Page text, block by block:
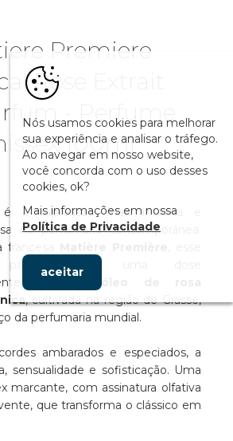
Premiere
Rose Extrait
- Perfume
100ml
é a expressão mais intensa e
na perfumaria contemporânea.
francesa
traz uma dose
alta deóleo de rosa
, cultivada na região de Grasse,
da perfumaria mundial.
ambarados e especiados, a
sensualidade e sofisticação. Uma
marcante, com assinatura olfativa
que transforma o clássico em
Nós usamos cookies para melhorar
sua experiência e analisar o tráfego.
Ao navegar em nosso website,
você concorda com o uso desses
cookies, ok?
Mais informações em nossa
Política de Privacidade
aceitar